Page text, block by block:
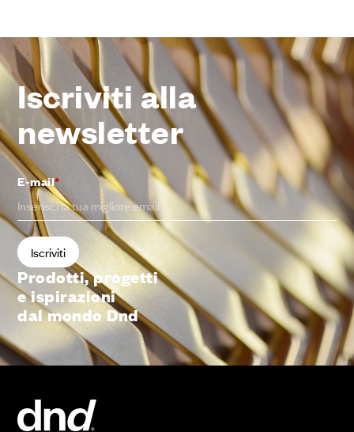
Iscriviti alla
newsletter
E-mail*
Prodotti, progetti
e ispirazioni
dal mondo Dnd